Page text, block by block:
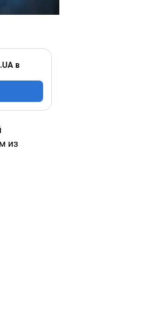
в
из